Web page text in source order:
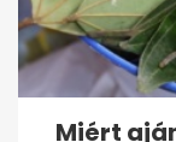
Miért